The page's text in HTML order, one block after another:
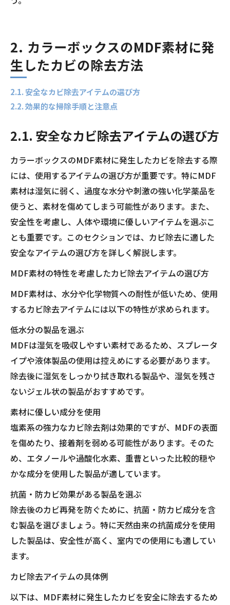
2. カラーボックスのMDF素材に発
生したカビの除去方法
2.1. 安全なカビ除去アイテムの選び方
2.2. 効果的な掃除手順と注意点
2.1. 安全なカビ除去アイテムの選び方
カラーボックスのMDF素材に発生したカビを除去する際
には、使用するアイテムの選び方が重要です。特にMDF
素材は湿気に弱く、過度な水分や刺激の強い化学薬品を
使うと、素材を傷めてしまう可能性があります。また、
安全性を考慮し、人体や環境に優しいアイテムを選ぶこ
とも重要です。このセクションでは、カビ除去に適した
安全なアイテムの選び方を詳しく解説します。
MDF素材の特性を考慮したカビ除去アイテムの選び方
MDF素材は、水分や化学物質への耐性が低いため、使用
するカビ除去アイテムには以下の特性が求められます。
低水分の製品を選ぶ
MDFは湿気を吸収しやすい素材であるため、スプレータ
イプや液体製品の使用は控えめにする必要があります。
除去後に湿気をしっかり拭き取れる製品や、湿気を残さ
ないジェル状の製品がおすすめです。
素材に優しい成分を使用
塩素系の強力なカビ除去剤は効果的ですが、MDFの表面
を傷めたり、接着剤を弱める可能性があります。そのた
め、エタノールや過酸化水素、重曹といった比較的穏や
かな成分を使用した製品が適しています。
抗菌・防カビ効果がある製品を選ぶ
除去後のカビ再発を防ぐために、抗菌・防カビ成分を含
む製品を選びましょう。特に天然由来の抗菌成分を使用
した製品は、安全性が高く、室内での使用にも適してい
ます。
カビ除去アイテムの具体例
以下は、MDF素材に発生したカビを安全に除去するため